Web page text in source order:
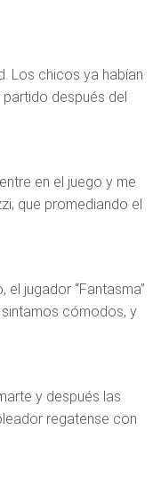
Los chicos ya habían
después del
en el juego y me
que promediando el
jugador “Fantasma”
cómodos, y
y después las
regatense con